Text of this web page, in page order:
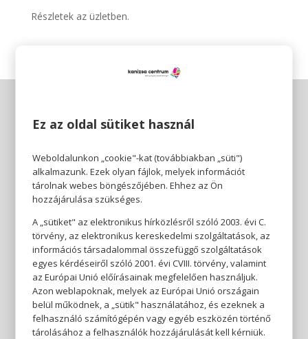
Részletek az üzletben.
Ez az oldal sütiket használ
Weboldalunkon „cookie"-kat (továbbiakban „süti")
alkalmazunk. Ezek olyan fájlok, melyek információt
tárolnak webes böngészőjében. Ehhez az Ön
hozzájárulása szükséges.
A „sütiket" az elektronikus hírközlésről szóló 2003. évi C.
törvény, az elektronikus kereskedelmi szolgáltatások, az
információs társadalommal összefüggő szolgáltatások
egyes kérdéseiről szóló 2001. évi CVIII. törvény, valamint
az Európai Unió előírásainak megfelelően használjuk.
Azon weblapoknak, melyek az Európai Unió országain
belül működnek, a „sütik" használatához, és ezeknek a
felhasználó számítógépén vagy egyéb eszközén történő
tárolásához a felhasználók hozzájárulását kell kérniük.